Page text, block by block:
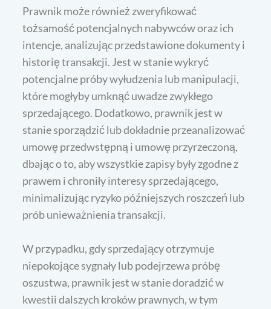
Prawnik może również zweryfikować
tożsamość potencjalnych nabywców oraz ich
intencje, analizując przedstawione dokumenty i
historię transakcji. Jest w stanie wykryć
potencjalne próby wyłudzenia lub manipulacji,
które mogłyby umknąć uwadze zwykłego
sprzedającego. Dodatkowo, prawnik jest w
stanie sporządzić lub dokładnie przeanalizować
umowę przedwstępną i umowę przyrzeczoną,
dbając o to, aby wszystkie zapisy były zgodne z
prawem i chroniły interesy sprzedającego,
minimalizując ryzyko późniejszych roszczeń lub
prób unieważnienia transakcji.
W przypadku, gdy sprzedający otrzymuje
niepokojące sygnały lub podejrzewa próbę
oszustwa, prawnik jest w stanie doradzić w
kwestii dalszych kroków prawnych, w tym